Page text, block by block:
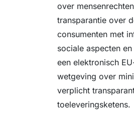
over
transparantie over
consumenten met
sociale aspecten
een elektronisch
wetgeving over
verplicht
toeleveringsketens.